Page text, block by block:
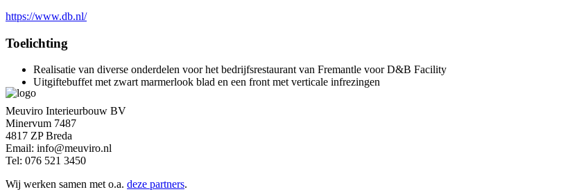
https://www.db.nl/
Toelichting
Realisatie van diverse onderdelen voor het bedrijfsrestaurant van Fremantle voor D&B Facility
Uitgiftebuffet met zwart marmerlook blad en een front met verticale infrezingen
Meuviro Interieurbouw BV
Minervum 7487
4817 ZP Breda
Email: info@meuviro.nl
Tel: 076 521 3450
Wij werken samen met o.a. deze partners.